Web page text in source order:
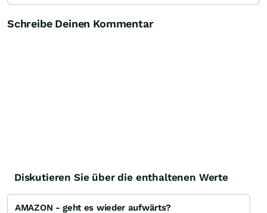
Schreibe Deinen Kommentar
Diskutieren Sie über die enthaltenen Werte
AMAZON - geht es wieder aufwärts?